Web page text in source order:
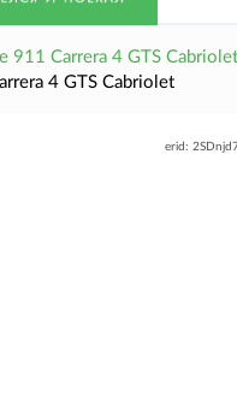
911 Carrera 4 GTS Cabriolet
4 GTS Cabriolet
erid: